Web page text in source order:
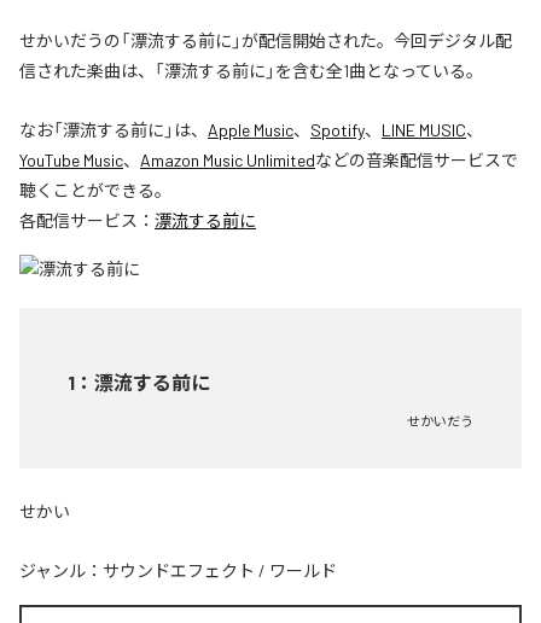
せかいだうの「漂流する前に」が配信開始された。今回デジタル配
信された楽曲は、「漂流する前に」を含む全1曲となっている。
なお「漂流する前に 」は、 Apple Music、 Spotify、 LINE MUSIC、
YouTube Music、 Amazon Music Unlimitedなどの音楽配信サービスで
聴くことができる。
各配信サービス： 漂流する前に
1 ： 漂流する前に
せかいだう
せかい
ジャンル： サウンドエフェクト / ワールド